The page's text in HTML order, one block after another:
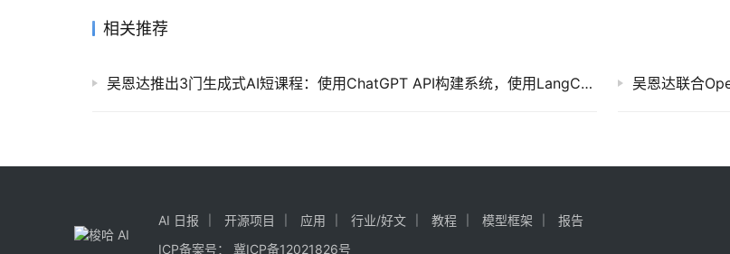
相关推荐
吴恩达推出3门生成式AI短课程：使用ChatGPT API构建系统，使用LangChain进行LLM应用开发，学习扩散模型的工作原理
AI 日报 开源项目 应用 行业/好文 教程 模型框架
报告
ICP备案号： 冀ICP备12021826号